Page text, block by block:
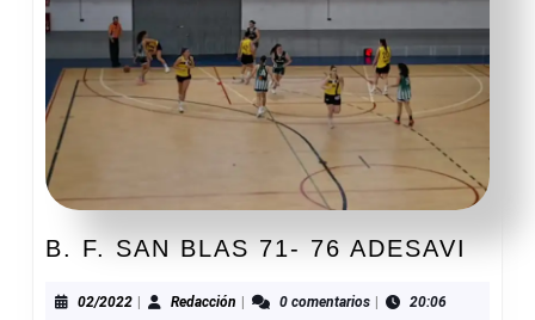
B. F. SAN BLAS 71- 76 ADESAVI
02/202202/2022Redacción Redacción0 comentarios 20:06